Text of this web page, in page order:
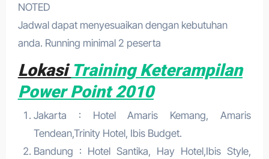
NOTED
Jadwal dapat menyesuaikan dengan kebutuhan
anda. Running minimal 2 peserta
Lokasi Training Keterampilan
Power Point 2010
Jakarta : Hotel Amaris Kemang, Amaris
Tendean,Trinity Hotel, Ibis Budget.
Bandung : Hotel Santika, Hay Hotel,Ibis Style,